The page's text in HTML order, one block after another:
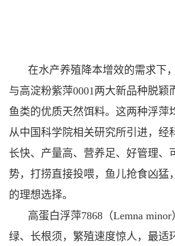
在水产养殖降本增效的需求下
与高淀粉紫萍0001两大新品种脱颖
鱼类的优质天然饵料。这两种浮萍
从中国科学院相关研究所引进，经
长快、产量高、营养足、好管理、
势，打捞直接投喂，鱼儿抢食凶猛
的理想选择。
高蛋白浮萍7868（Lemna
绿、长根须，繁殖速度惊人，最适